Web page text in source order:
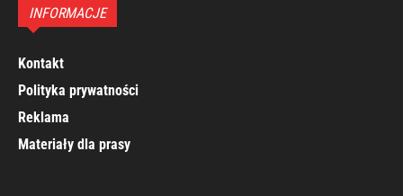
INFORMACJE
Kontakt
Polityka prywatności
Reklama
Materiały dla prasy